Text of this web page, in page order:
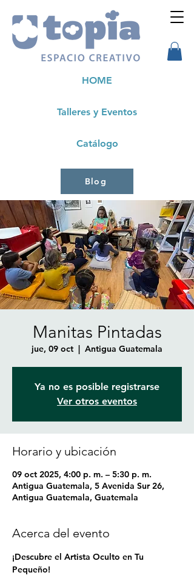
Talleres y Eventos
HOME
Catálogo
Blog
Manitas Pintadas
jue, 09 oct
  |
Antigua Guatemala
Ya no es posible registrarse
Ver otros eventos
Horario y ubicación
09 oct 2025, 4:00 p. m. – 5:30 p. m.
Antigua Guatemala, 5 Avenida Sur 26,
Antigua Guatemala, Guatemala
Acerca del evento
¡Descubre el Artista Oculto en Tu
Pequeño!